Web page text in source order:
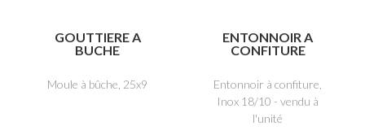
GOUTTIERE A
BUCHE
Moule à bûche, 25x9
ENTONNOIR A
CONFITURE
Entonnoir à confiture,
Inox 18/10 - vendu à
l'unité